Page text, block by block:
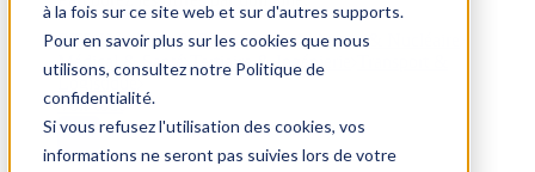
à la fois sur ce site web et sur d'autres supports.
Pour en savoir plus sur les cookies que nous
utilisons, consultez notre Politique de
confidentialité.
Si vous refusez l'utilisation des cookies, vos
informations ne seront pas suivies lors de votre
BTP Hôtellerie & Restauration Industrie & Nucléaire
Médical & Santé
Tertiaire & Ingénierie
Logistique
Voir tout